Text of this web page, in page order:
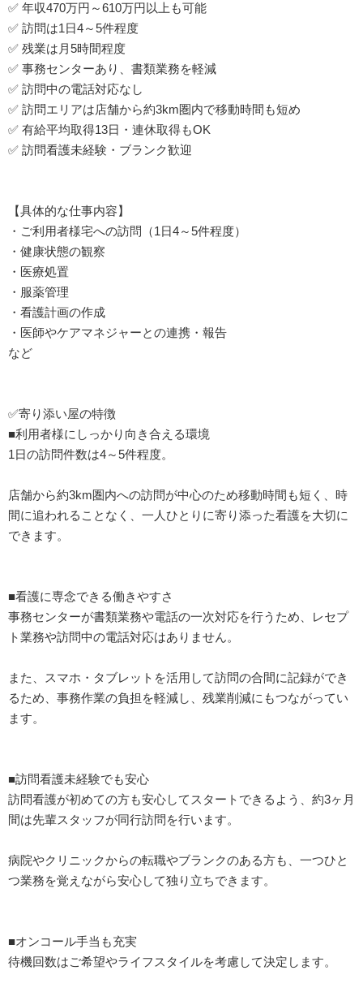
✅ 年収470万円～610万円以上も可能
✅ 訪問は1日4～5件程度
✅ 残業は月5時間程度
✅ 事務センターあり、書類業務を軽減
✅ 訪問中の電話対応なし
✅ 訪問エリアは店舗から約3km圏内で移動時間も短め
✅ 有給平均取得13日・連休取得もOK
✅ 訪問看護未経験・ブランク歓迎
【具体的な仕事内容】
・ご利用者様宅への訪問（1日4～5件程度）
・健康状態の観察
・医療処置
・服薬管理
・看護計画の作成
・医師やケアマネジャーとの連携・報告
など
✅寄り添い屋の特徴
■利用者様にしっかり向き合える環境
1日の訪問件数は4～5件程度。
店舗から約3km圏内への訪問が中心のため移動時間も短く、時
間に追われることなく、一人ひとりに寄り添った看護を大切に
できます。
■看護に専念できる働きやすさ
事務センターが書類業務や電話の一次対応を行うため、レセプ
ト業務や訪問中の電話対応はありません。
また、スマホ・タブレットを活用して訪問の合間に記録ができ
るため、事務作業の負担を軽減し、残業削減にもつながってい
ます。
■訪問看護未経験でも安心
訪問看護が初めての方も安心してスタートできるよう、約3ヶ月
間は先輩スタッフが同行訪問を行います。
病院やクリニックからの転職やブランクのある方も、一つひと
つ業務を覚えながら安心して独り立ちできます。
■オンコール手当も充実
待機回数はご希望やライフスタイルを考慮して決定します。